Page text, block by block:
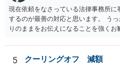
現在依頼をなさっている法律事務所に
するのが最善の対応と思います。 う
りのままをお伝えになることを強く
早ければ早いほどいいのは間違いあ
ます。
5 クーリングオフ 減額